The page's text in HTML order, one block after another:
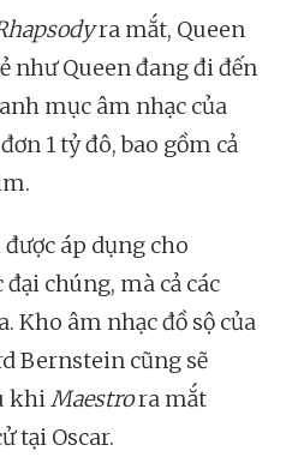
ra mắt, Queen
như Queen đang đi đến
mục âm nhạc của
1 tỷ đô, bao gồm cả
áp dụng cho
chúng, mà cả các
Kho âm nhạc đồ sộ của
Bernstein cũng sẽ
khiMaestrora mắt
tại Oscar.